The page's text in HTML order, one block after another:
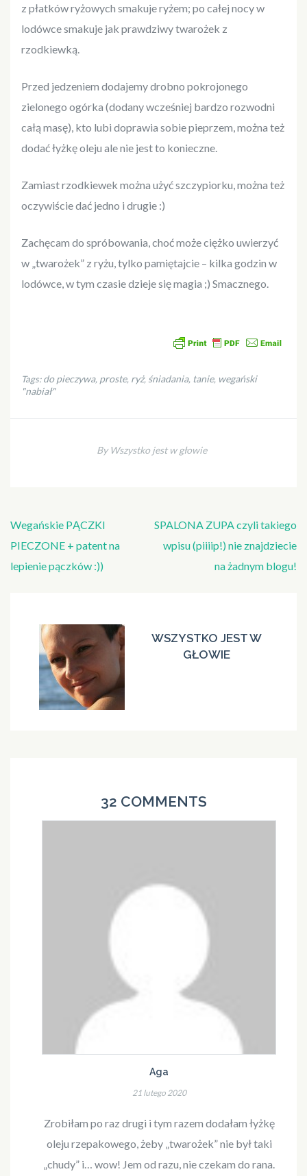
z płatków ryżowych smakuje ryżem; po całej nocy w
lodówce smakuje jak prawdziwy twarożek z
rzodkiewką.
Przed jedzeniem dodajemy drobno pokrojonego
zielonego ogórka (dodany wcześniej bardzo rozwodni
całą masę), kto lubi doprawia sobie pieprzem, można też
dodać łyżkę oleju ale nie jest to konieczne.
Zamiast rzodkiewek można użyć szczypiorku, można też
oczywiście dać jedno i drugie :)
Zachęcam do spróbowania, choć może ciężko uwierzyć
w „twarożek” z ryżu, tylko pamiętajcie – kilka godzin w
lodówce, w tym czasie dzieje się magia ;) Smacznego.
Tags:do pieczywa, proste, ryż, śniadania, tanie, wegański
"nabiał"
By Wszystko jest w głowie
Nawigacja
wpisu
Wegańskie PĄCZKI
PIECZONE + patent na
lepienie pączków :))
SPALONA ZUPA czyli takiego
wpisu (piiiip!) nie znajdziecie
na żadnym blogu!
WSZYSTKO JEST W
GŁOWIE
32 COMMENTS
Aga
21 lutego 2020
Zrobiłam po raz drugi i tym razem dodałam łyżkę
oleju rzepakowego, żeby „twarożek” nie był taki
„chudy” i… wow! Jem od razu, nie czekam do rana.